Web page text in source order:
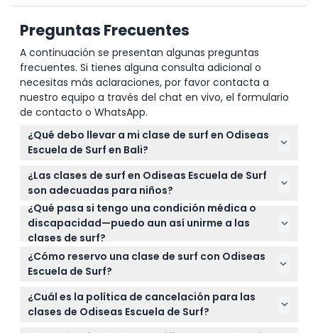
Preguntas Frecuentes
A continuación se presentan algunas preguntas
frecuentes. Si tienes alguna consulta adicional o
necesitas más aclaraciones, por favor contacta a
nuestro equipo a través del chat en vivo, el formulario
de contacto o WhatsApp.
¿Qué debo llevar a mi clase de surf en Odiseas
Escuela de Surf en Bali?
Lleva traje de baño, protector solar, una toalla y un
cambio de ropa. La escuela ofrece casilleros,
duchas y vestuarios para que puedas refrescarte
después de tu clase.
¿Las clases de surf en Odiseas Escuela de Surf
son adecuadas para niños?
Sí, las clases están disponibles para participantes
de 7 años en adelante, lo que las convierte en una
actividad familiar ideal en la Playa Kuta.
¿Qué pasa si tengo una condición médica o
discapacidad—puedo aun así unirme a las
clases de surf?
Debes informar cualquier condición médica como
asma, epilepsia o problemas cardíacos al hacer la
para participar de manera segura.
¿Cómo reservo una clase de surf con Odiseas
Escuela de Surf?
Puedes reservar tu clase directamente en línea en
este sitio web seleccionando la fecha preferida y
¿Cuál es la política de cancelación para las
clases de Odiseas Escuela de Surf?
Los boletos no son reembolsables y no pueden